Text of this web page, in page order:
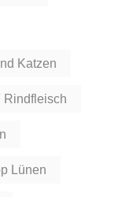
Katzen
Rindfleisch
Lünen